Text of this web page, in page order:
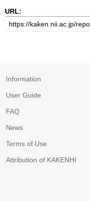
URL:
Information
User Guide
FAQ
News
Terms of Use
Attribution of KAKENHI